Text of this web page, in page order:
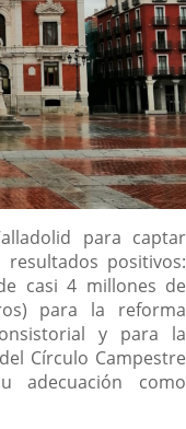
para captar
resultados positivos:
casi 4 millones de
para la reforma
y para la
Círculo Campestre
adecuación como